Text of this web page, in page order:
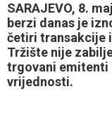
SARAJEVO, 8.
berzi danas je
četiri transakcije
Tržište nije
trgovani emitenti
vrijednosti.